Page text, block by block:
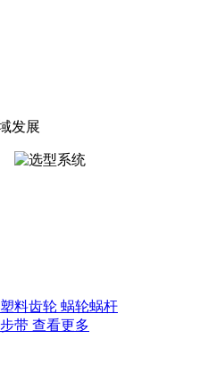
发展
塑料齿轮 蜗轮蜗杆
带 查看更多